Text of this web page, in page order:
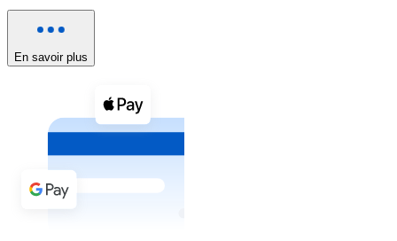
Voir toutes
Coupons crypto
Achetez des cryptomonnaies en espèces et d'autres
Acheter avec espèces
Virement SEPA
En savoir plus